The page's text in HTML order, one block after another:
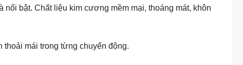
bật. Chất liệu kim cương mềm mại, thoáng mát, khôn
mái trong từng chuyển động.